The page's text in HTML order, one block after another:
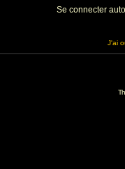
Se connecter
J'ai